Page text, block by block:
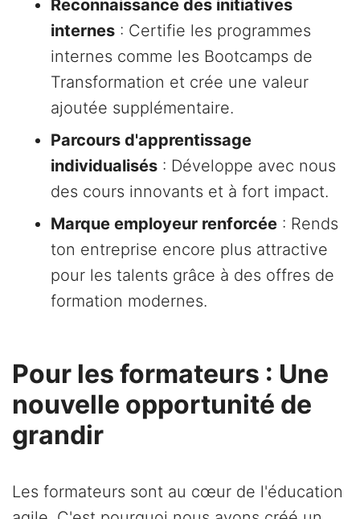
Reconnaissance des initiatives
internes : Certifie les programmes
internes comme les Bootcamps de
Transformation et crée une valeur
ajoutée supplémentaire.
Parcours d'apprentissage
individualisés : Développe avec nous
des cours innovants et à fort impact.
Marque employeur renforcée : Rends
ton entreprise encore plus attractive
pour les talents grâce à des offres de
formation modernes.
Pour les formateurs : Une
nouvelle opportunité de
grandir
Les formateurs sont au cœur de l'éducation